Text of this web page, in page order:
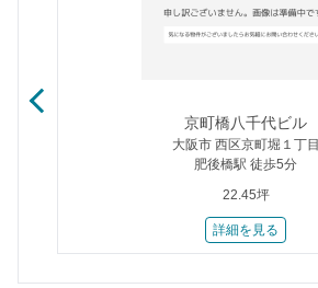
京町橋八千代ビル
大阪市 西区京町堀１丁目
肥後橋駅 徒歩5分
22.45坪
詳細を見る